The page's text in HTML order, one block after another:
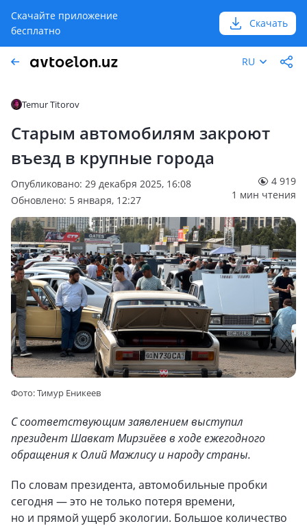
Скачайте приложение
бесплатно
Скачать
RU
Temur Titorov
Старым автомобилям закроют
въезд в крупные города
Опубликовано: 29 декабря 2025, 16:08
Обновлено: 5 января, 12:27
4 919
1 мин чтения
Фото: Тимур Еникеев
С соответствующим заявлением выступил
президент Шавкат Мирзиёев в ходе ежегодного
обращения к Олий Мажлису и народу страны.
По словам президента, автомобильные пробки
сегодня — это не только потеря времени,
но и прямой ущерб экологии. Большое количество